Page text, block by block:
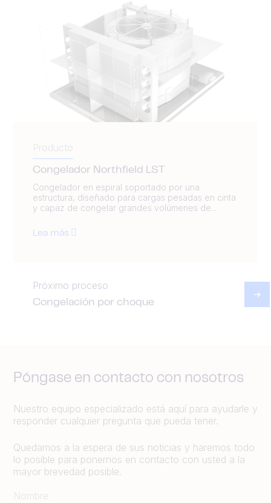
Producto
Congelador Northfield LST
Congelador en espiral soportado por una
estructura, diseñado para cargas pesadas en cinta
y capaz de congelar grandes volúmenes de...
Lea más
Próximo proceso
Congelación por choque
Póngase en contacto con nosotros
Nuestro equipo especializado está aquí para ayudarle y
responder cualquier pregunta que pueda tener.
Quedamos a la espera de sus noticias y haremos todo
lo posible para ponernos en contacto con usted a la
mayor brevedad posible.
Nombre